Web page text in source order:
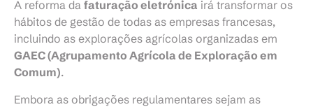
A reforma da faturação eletrónica irá transformar os
hábitos de gestão de todas as empresas francesas,
incluindo as explorações agrícolas organizadas em
GAEC (Agrupamento Agrícola de Exploração em
Comum).
Embora as obrigações regulamentares sejam as